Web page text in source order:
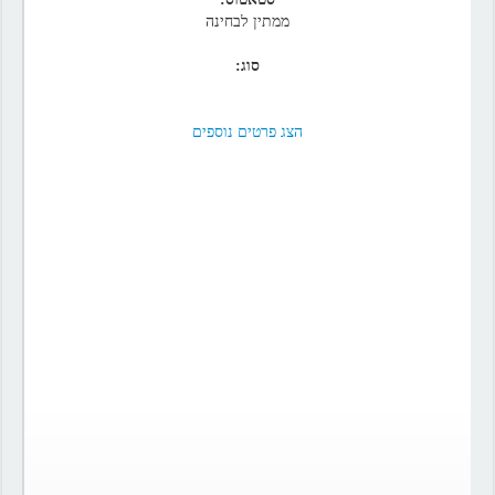
ממתין לבחינה
סוג:
הצג פרטים נוספים